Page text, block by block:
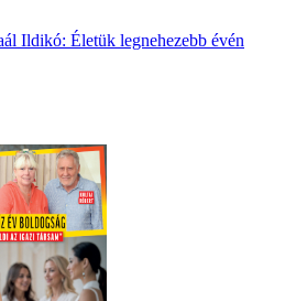
Ildikó: Életük legnehezebb évén